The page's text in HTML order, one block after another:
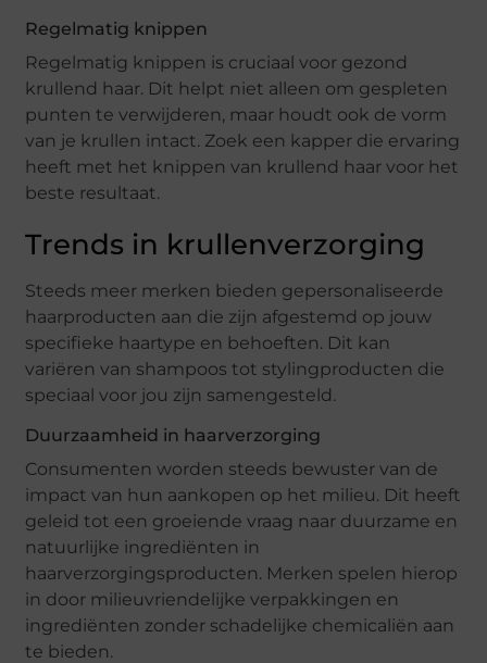
Regelmatig knippen
Regelmatig knippen is cruciaal voor gezond
krullend haar. Dit helpt niet alleen om gespleten
punten te verwijderen, maar houdt ook de vorm
van je krullen intact. Zoek een kapper die ervaring
heeft met het knippen van krullend haar voor het
beste resultaat.
Trends in krullenverzorging
Steeds meer merken bieden gepersonaliseerde
haarproducten aan die zijn afgestemd op jouw
specifieke haartype en behoeften. Dit kan
variëren van shampoos tot stylingproducten die
speciaal voor jou zijn samengesteld.
Duurzaamheid in haarverzorging
Consumenten worden steeds bewuster van de
impact van hun aankopen op het milieu. Dit heeft
geleid tot een groeiende vraag naar duurzame en
natuurlijke ingrediënten in
haarverzorgingsproducten. Merken spelen hierop
in door milieuvriendelijke verpakkingen en
ingrediënten zonder schadelijke chemicaliën aan
te bieden.